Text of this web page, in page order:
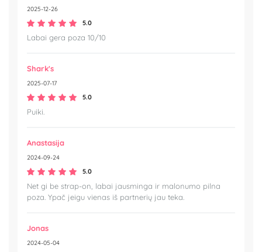
2025-12-26
5.0
Labai gera poza 10/10
Shark's
2025-07-17
5.0
Puiki.
Anastasija
2024-09-24
5.0
Net gi be strap-on, labai jausminga ir malonumo pilna
poza. Ypač jeigu vienas iš partnerių jau teka.
Jonas
2024-05-04